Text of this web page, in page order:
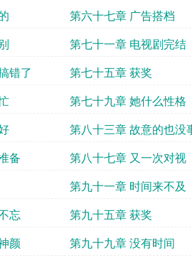
第六十七章 广告搭档
第七十一章 电视剧完结
错了 第七十五章 获奖
第七十九章 她什么性格
第八十三章 故意的也没
备 第八十七章 又一次对视
第九十一章 时间来不及
忘 第九十五章 获奖
颜 第九十九章 没有时间